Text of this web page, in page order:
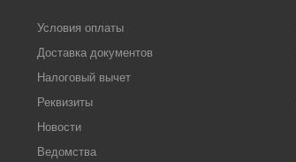
Условия оплаты
Доставка документов
Налоговый вычет
Реквизиты
Новости
Ведомства